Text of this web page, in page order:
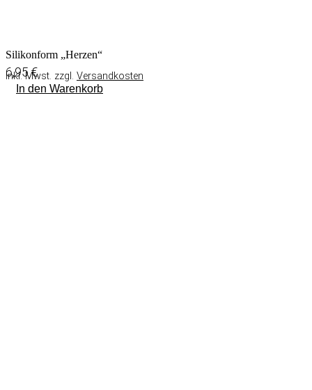
Silikonform „Herzen“
6,95€
inkl. Mwst. zzgl. Versandkosten
In den Warenkorb